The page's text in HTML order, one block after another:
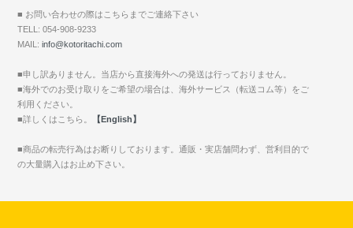
■ お問い合わせの際はこちらまでご連絡下さい
TELL: 054-908-9233
MAIL:info@kotoritachi.com
■申し訳ありません。当店から直接海外への発送は行っておりません。
■海外でのお受け取りをご希望の場合は、海外サービス（転送コム等）をご
利用ください。
■詳しくはこちら。
【English】
■商品の転売行為はお断りしております。通販・実店舗問わず、営利目的で
の大量購入はお止め下さい。